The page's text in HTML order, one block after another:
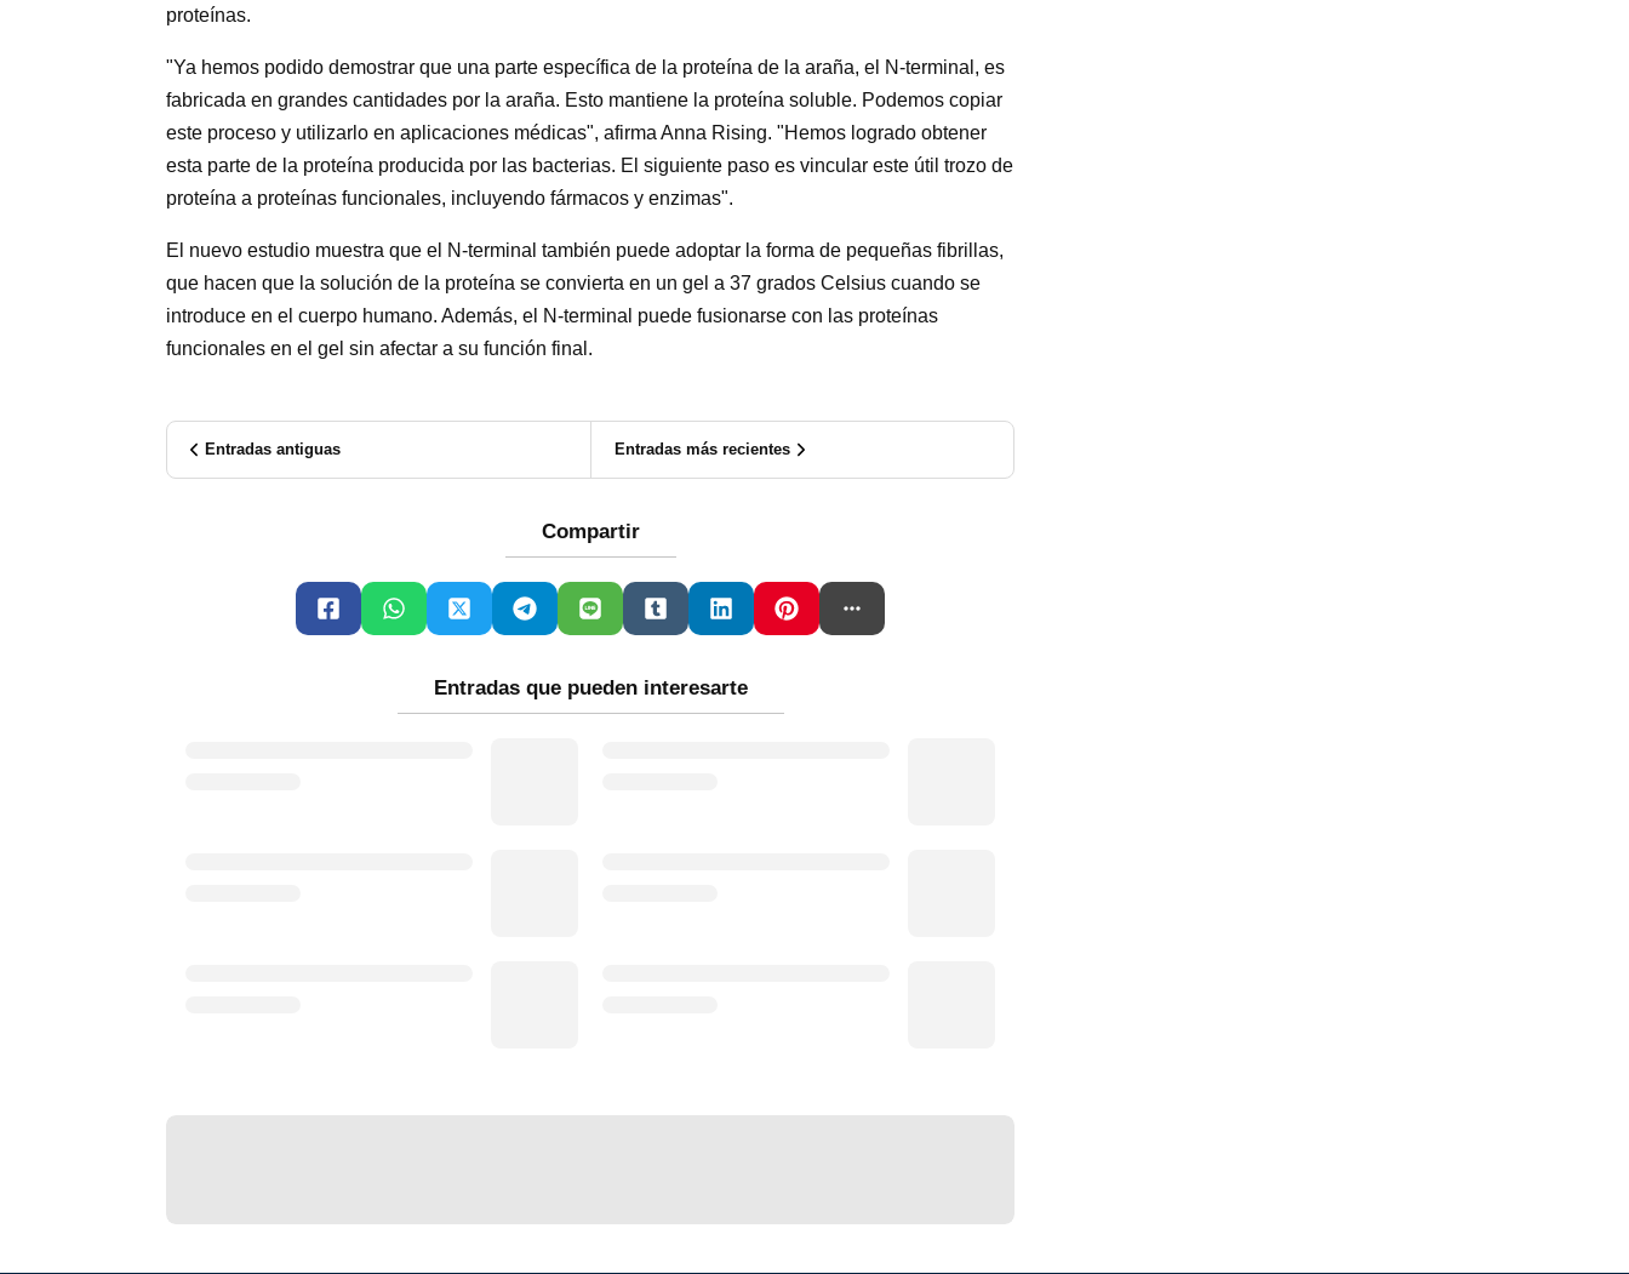
proteínas.
"Ya hemos podido demostrar que una parte específica de la proteína de la araña, el N-terminal, es
fabricada en grandes cantidades por la araña. Esto mantiene la proteína soluble. Podemos copiar
este proceso y utilizarlo en aplicaciones médicas", afirma Anna Rising. "Hemos logrado obtener
esta parte de la proteína producida por las bacterias. El siguiente paso es vincular este útil trozo de
proteína a proteínas funcionales, incluyendo fármacos y enzimas".
El nuevo estudio muestra que el N-terminal también puede adoptar la forma de pequeñas fibrillas,
que hacen que la solución de la proteína se convierta en un gel a 37 grados Celsius cuando se
introduce en el cuerpo humano. Además, el N-terminal puede fusionarse con las proteínas
funcionales en el gel sin afectar a su función final.
Entradas antiguas Entradas más recientes
Compartir
Entradas que pueden interesarte